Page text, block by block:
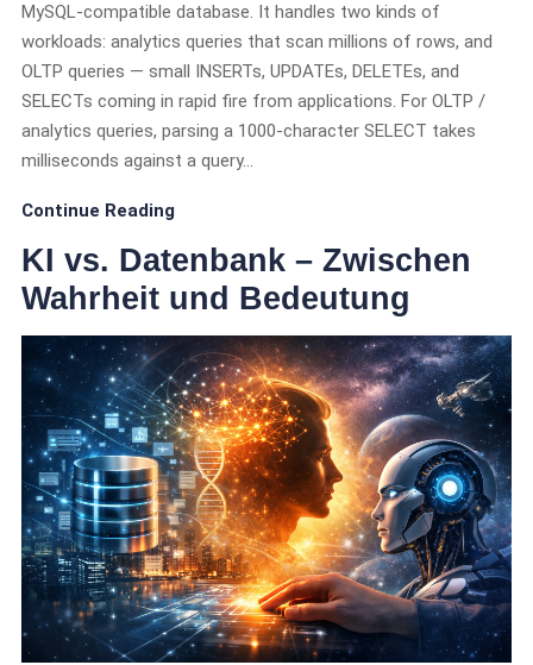
MySQL-compatible database. It handles two kinds of
workloads: analytics queries that scan millions of rows, and
OLTP queries — small INSERTs, UPDATEs, DELETEs, and
SELECTs coming in rapid fire from applications. For OLTP /
analytics queries, parsing a 1000-character SELECT takes
milliseconds against a query…
Continue Reading
KI vs. Datenbank – Zwischen
Wahrheit und Bedeutung